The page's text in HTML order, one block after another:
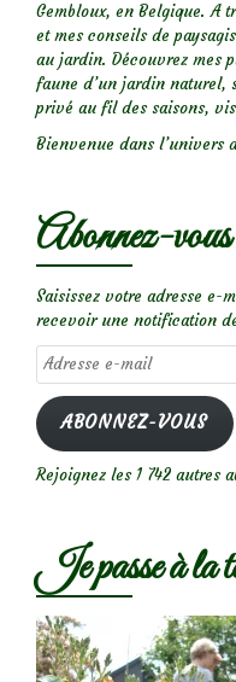
Gembloux, en Belgique. A
et mes conseils de
au jardin. Découvrez mes
faune d’un jardin naturel,
privé au fil des saisons,
Bienvenue dans l’univers
Abonnez-
Saisissez votre adresse e-
recevoir une notification
Adresse
e-
mail
ABONNEZ-VOUS
Rejoignez les 1 742 autres
Je passe à la